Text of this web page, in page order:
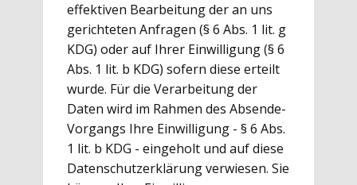
effektiven Bearbeitung der an uns
gerichteten Anfragen (§ 6 Abs. 1 lit. g
KDG) oder auf Ihrer Einwilligung (§ 6
Abs. 1 lit. b KDG) sofern diese erteilt
wurde. Für die Verarbeitung der
Daten wird im Rahmen des Absende-
Vorgangs Ihre Einwilligung - § 6 Abs.
1 lit. b KDG - eingeholt und auf diese
Datenschutzerklärung verwiesen. Sie